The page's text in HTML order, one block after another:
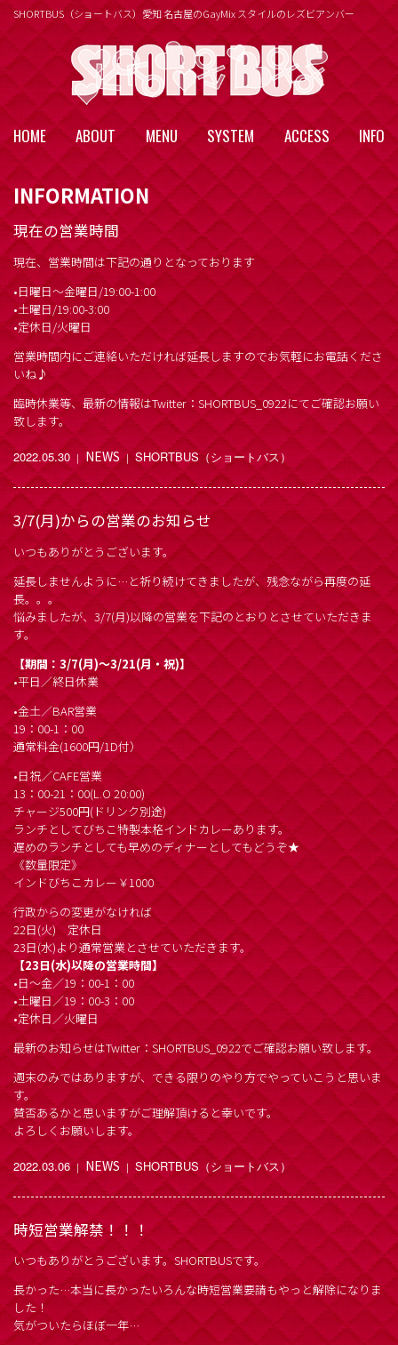
SHORTBUS（ショートバス）愛知 名古屋のGayMix スタイルのレズビアンバー
HOME ABOUT MENU SYSTEM ACCESS INFO
INFORMATION
現在の営業時間
現在、営業時間は下記の通りとなっております
•日曜日～金曜日/19:00-1:00
•土曜日/19:00-3:00
•定休日/火曜日
営業時間内にご連絡いただければ延長しますのでお気軽にお電話くださ
いね♪
臨時休業等、最新の情報はTwitter：SHORTBUS_0922にてご確認お願い
致します。
2022.05.30 ｜ NEWS｜ SHORTBUS（ショートバス）
3/7(月)からの営業のお知らせ
いつもありがとうございます。
延長しませんように…と祈り続けてきましたが、残念ながら再度の延
長。。。
悩みましたが、3/7(月)以降の営業を下記のとおりとさせていただきま
す。
【期間：3/7(月)～3/21(月・祝)】
•平日／終日休業
•金土／BAR営業
19：00-1：00
通常料金(1600円/1D付）
•日祝／CAFE営業
13：00-21：00(L.O 20:00)
チャージ500円(ドリンク別途)
ランチとしてびちこ特製本格インドカレーあります。
遅めのランチとしても早めのディナーとしてもどうぞ★
《数量限定》
インドびちこカレー￥1000
行政からの変更がなければ
22日(火) 定休日
23日(水)より通常営業とさせていただきます。
【23日(水)以降の営業時間】
•日～金／19：00-1：00
•土曜日／19：00-3：00
•定休日／火曜日
最新のお知らせはTwitter：SHORTBUS_0922でご確認お願い致します。
週末のみではありますが、できる限りのやり方でやっていこうと思いま
す。
賛否あるかと思いますがご理解頂けると幸いです。
よろしくお願いします。
2022.03.06 ｜ NEWS ｜ SHORTBUS（ショートバス）
時短営業解禁！！！
いつもありがとうございます。SHORTBUSです。
長かった…本当に長かったいろんな時短営業要請もやっと解除になりま
した！
気がついたらほぼ一年…